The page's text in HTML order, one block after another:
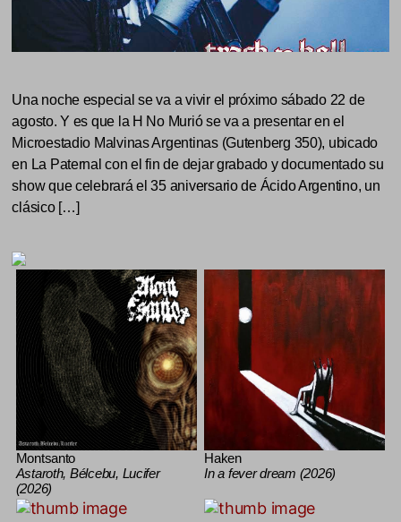
Una noche especial se va a vivir el próximo sábado 22 de
agosto. Y es que la H No Murió se va a presentar en el
Microestadio Malvinas Argentinas (Gutenberg 350), ubicado
en La Paternal con el fin de dejar grabado y documentado su
show que celebrará el 35 aniversario de Ácido Argentino, un
clásico […]
Montsanto
Astaroth, Bélcebu, Lucifer
(2026)
Haken
In a fever dream (2026)